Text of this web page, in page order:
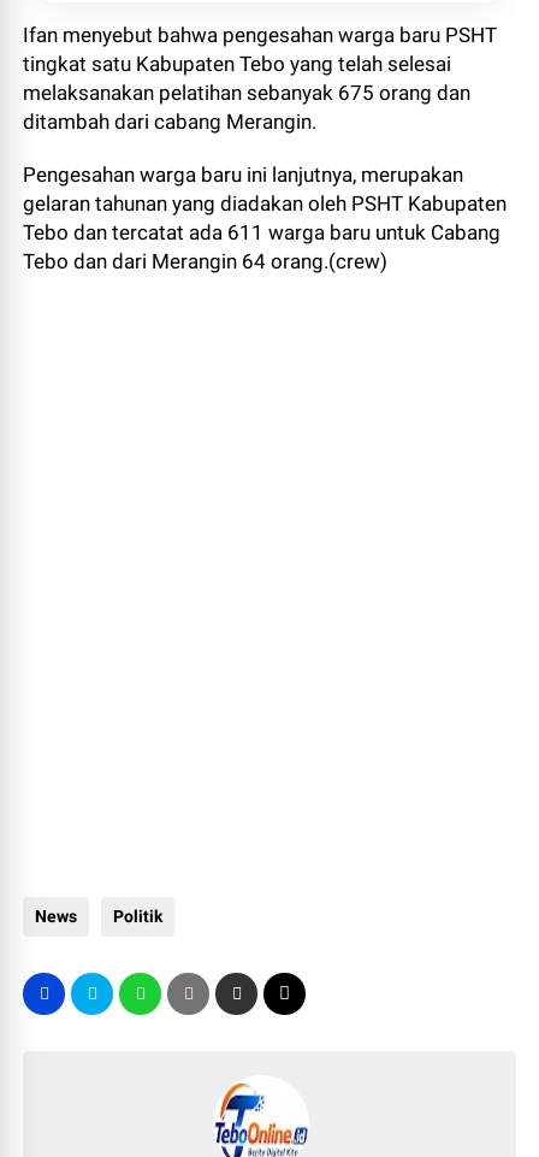
Ifan menyebut bahwa pengesahan warga baru PSHT
tingkat satu Kabupaten Tebo yang telah selesai
melaksanakan pelatihan sebanyak 675 orang dan
ditambah dari cabang Merangin.
Pengesahan warga baru ini lanjutnya, merupakan
gelaran tahunan yang diadakan oleh PSHT Kabupaten
Tebo dan tercatat ada 611 warga baru untuk Cabang
Tebo dan dari Merangin 64 orang.(crew)
News Politik